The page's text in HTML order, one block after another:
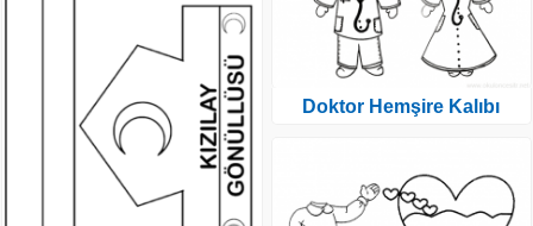
Doktor Hemşire Kalıbı